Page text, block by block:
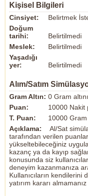
Kişisel Bilgileri
Cinsiyet:
Belirtmek
Doğum
tarihi:
Belirtilmedi
Meslek:
Belirtilmedi
Yaşadığı
yer:
Belirtilmedi
Alım/Satım
Gram Altın: 0 Gram
Puan:
10000 Nakit
T. Puan:
10000
Açıklama:
Al/Sat
tarafından verilen
yükseltebileceğiniz
kazanç ya da kayıp
konusunda siz
deneyim kazanmanıza
Kullanıcıların kendilerini
yatırım kararı